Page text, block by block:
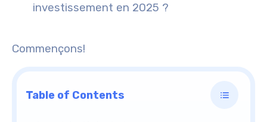
investissement en 2025 ?
Commençons!
Table of Contents